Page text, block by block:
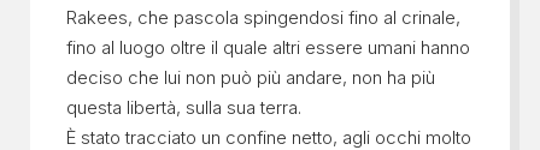
Rakees, che pascola spingendosi fino al crinale,
fino al luogo oltre il quale altri essere umani hanno
deciso che lui non può più andare, non ha più
questa libertà, sulla sua terra.
È stato tracciato un confine netto, agli occhi molto